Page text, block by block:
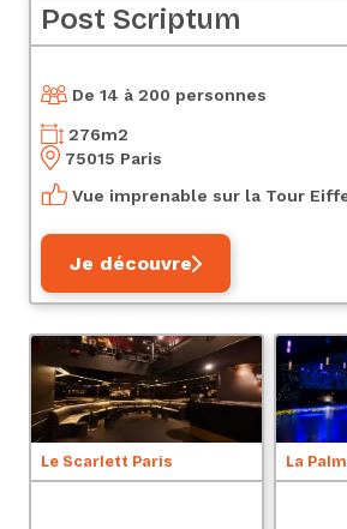
Post Scriptum
De 14 à 200 personnes
276m2
75015 Paris
Vue imprenable sur la Tour
Je découvre
Le Scarlett Paris La